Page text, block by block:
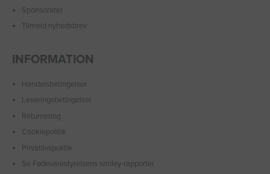
Sponsorater
Tilmeld nyhedsbrev
INFORMATION
Handelsbetingelser
Leveringsbetingelser
Returnering
Cookiepolitik
Privatlivspolitik
Se Fødevarestyrelsens smiley-rapporter